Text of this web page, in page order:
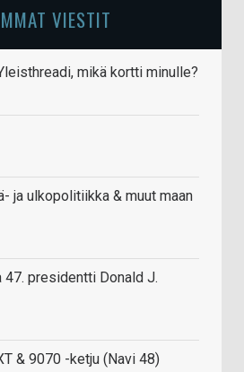
VIESTIT
mikä kortti minulle?
ja ulkopolitiikka & muut maan
47. presidentti Donald J.
& 9070 -ketju (Navi 48)